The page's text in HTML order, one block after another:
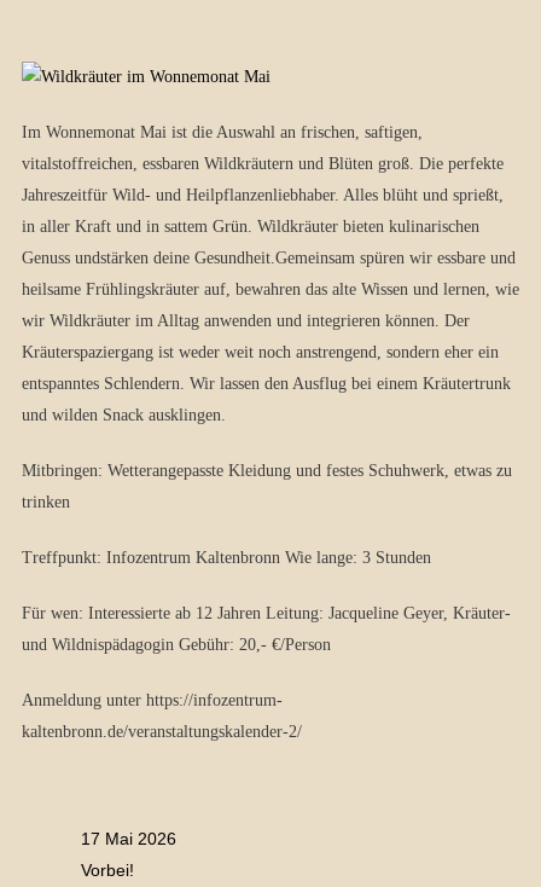
Im Wonnemonat Mai ist die Auswahl an frischen, saftigen,
vitalstoffreichen, essbaren Wildkräutern und Blüten groß. Die perfekte
Jahreszeitfür Wild- und Heilpflanzenliebhaber. Alles blüht und sprießt,
in aller Kraft und in sattem Grün. Wildkräuter bieten kulinarischen
Genuss undstärken deine Gesundheit.Gemeinsam spüren wir essbare und
heilsame Frühlingskräuter auf, bewahren das alte Wissen und lernen, wie
wir Wildkräuter im Alltag anwenden und integrieren können. Der
Kräuterspaziergang ist weder weit noch anstrengend, sondern eher ein
entspanntes Schlendern. Wir lassen den Ausflug bei einem Kräutertrunk
und wilden Snack ausklingen.
Mitbringen: Wetterangepasste Kleidung und festes Schuhwerk, etwas zu
trinken
Treffpunkt: Infozentrum Kaltenbronn Wie lange: 3 Stunden
Für wen: Interessierte ab 12 Jahren Leitung: Jacqueline Geyer, Kräuter-
und Wildnispädagogin Gebühr: 20,- €/Person
Anmeldung unter https://infozentrum-
kaltenbronn.de/veranstaltungskalender-2/
17 Mai 2026
Vorbei!